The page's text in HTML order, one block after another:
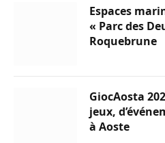
Espaces
« Parc des
Roquebrune
GiocAosta
jeux,
à Aoste